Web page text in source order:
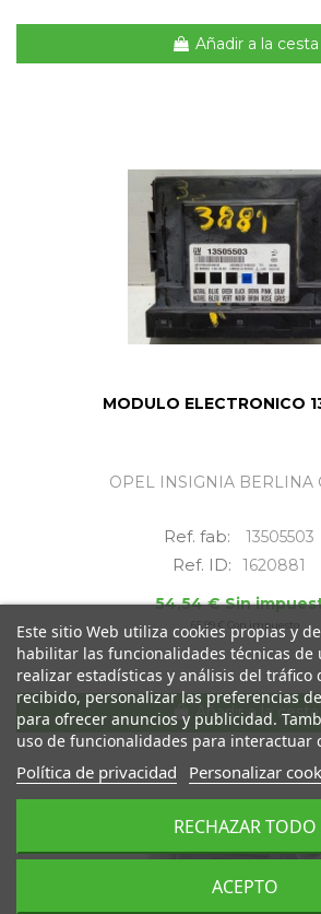
Añadir a la cesta
MODULO ELECTRONICO
OPEL INSIGNIA BERLINA
Ref. fab: 13505503
Ref. ID:
1620881
54,54 € Sin
65,99 € Con impuesto
Añadir a la cesta
Este sitio Web utiliza cookies propias y
habilitar las funcionalidades técnicas de
realizar estadísticas y análisis del tráfico
recibido, personalizar las preferencias
para ofrecer anuncios y publicidad.
uso de funcionalidades para interactuar
Política de privacidad Personalizar
RECHAZAR TODO
ACEPTO